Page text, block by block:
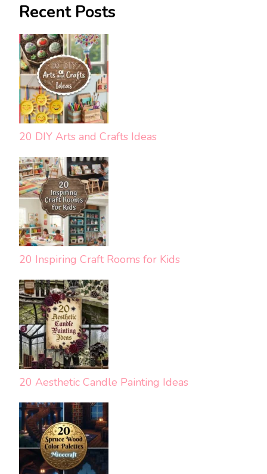
Recent Posts
20 DIY Arts and Crafts Ideas
20 Inspiring Craft Rooms for Kids
20 Aesthetic Candle Painting Ideas